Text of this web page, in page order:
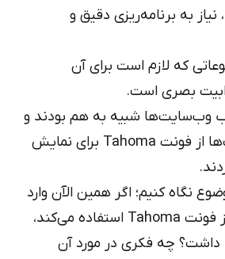
به برنامه‌ریزی دقیق و
که لازم است برای آن
بصری است.
وب‌سایت‌ها شبیه به هم بودند و
تقریباً همهٔ وب‌سایت‌ها از فونت Tahoma برای نمایش
نگاه کنیم؛ اگر همین الآن وارد
وب‌سایتی شوید که از فونت Tahoma استفاده می‌کند،
چه فکری در مورد آن